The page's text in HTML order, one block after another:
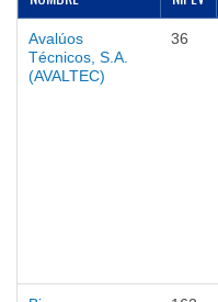
Avalúos
Técnicos, S.A.
(AVALTEC)
36